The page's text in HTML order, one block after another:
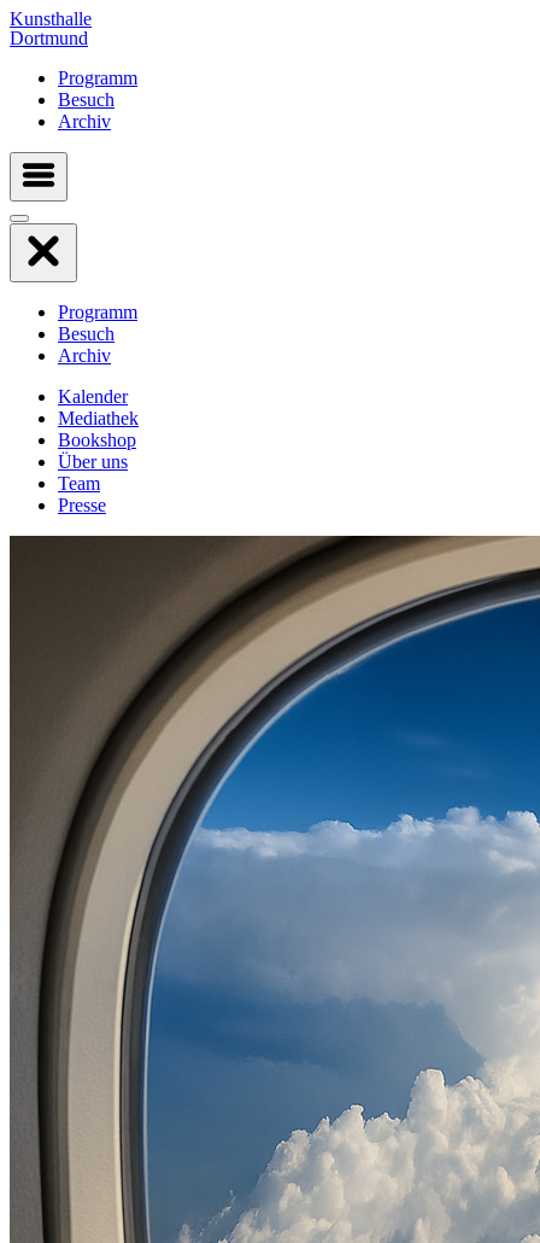
Kunsthalle
Dortmund
Programm
Besuch
Archiv
Programm
Besuch
Archiv
Kalender
Mediathek
Bookshop
Über uns
Team
Presse